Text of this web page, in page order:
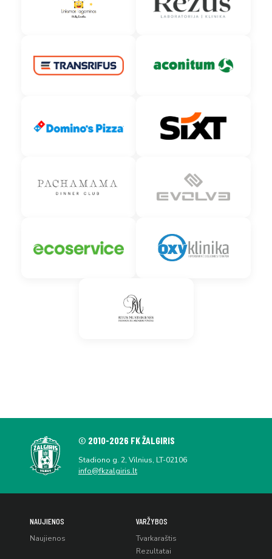
© 2010-2026 FK ŽALGIRIS
Stadiono g. 2, Vilnius, LT-02106
info@fkzalgiris.lt
NAUJIENOS
Naujienos
VARŽYBOS
Tvarkaraštis
Rezultatai